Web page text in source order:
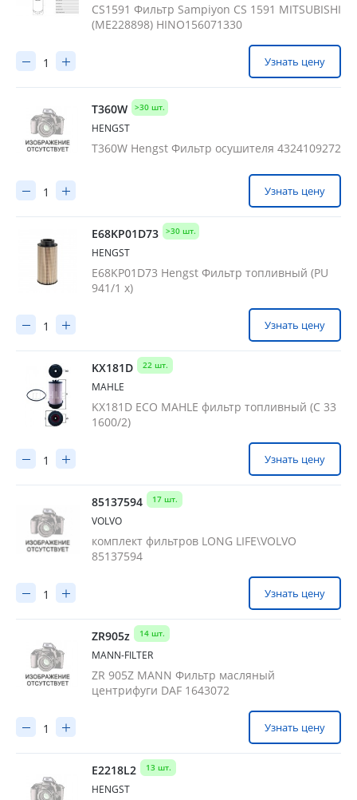
CS1591 Фильтр Sampiyon CS 1591 MITSUBISHI
(ME228898) HINO156071330
Узнать цену
T360W >30 шт.
HENGST
T360W Hengst Фильтр осушителя 4324109272
Узнать цену
E68KP01D73 >30 шт.
HENGST
E68KP01D73 Hengst Фильтр топливный (PU
941/1 x)
Узнать цену
KX181D 22 шт.
MAHLE
KX181D ECO MAHLE фильтр топливный (C 33
1600/2)
Узнать цену
85137594 17 шт.
VOLVO
комплект фильтров LONG LIFE\VOLVO
85137594
Узнать цену
ZR905z 14 шт.
MANN-FILTER
ZR 905Z MANN Фильтр масляный
центрифуги DAF 1643072
Узнать цену
E2218L2 13 шт.
HENGST